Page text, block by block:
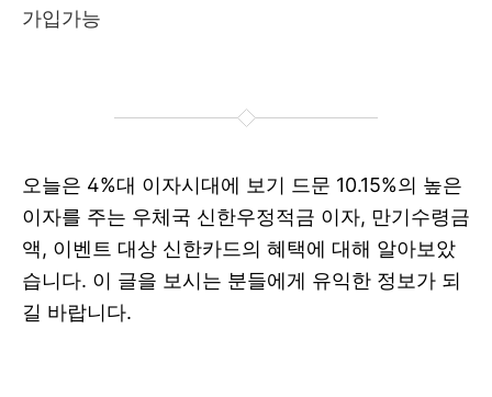
가입가능
오늘은 4%대 이자시대에 보기 드문 10.15%의 높은
이자를 주는 우체국 신한우정적금 이자, 만기수령금
액, 이벤트 대상 신한카드의 혜택에 대해 알아보았
습니다. 이 글을 보시는 분들에게 유익한 정보가 되
길 바랍니다.